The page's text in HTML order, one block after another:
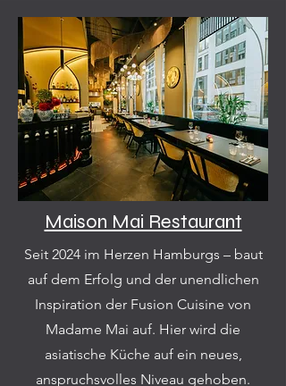
Maison Mai Restaurant
Seit 2024 im Herzen Hamburgs – baut
auf dem Erfolg und der unendlichen
Inspiration der Fusion Cuisine von
Madame Mai auf. Hier wird die
asiatische Küche auf ein neues,
anspruchsvolles Niveau gehoben.